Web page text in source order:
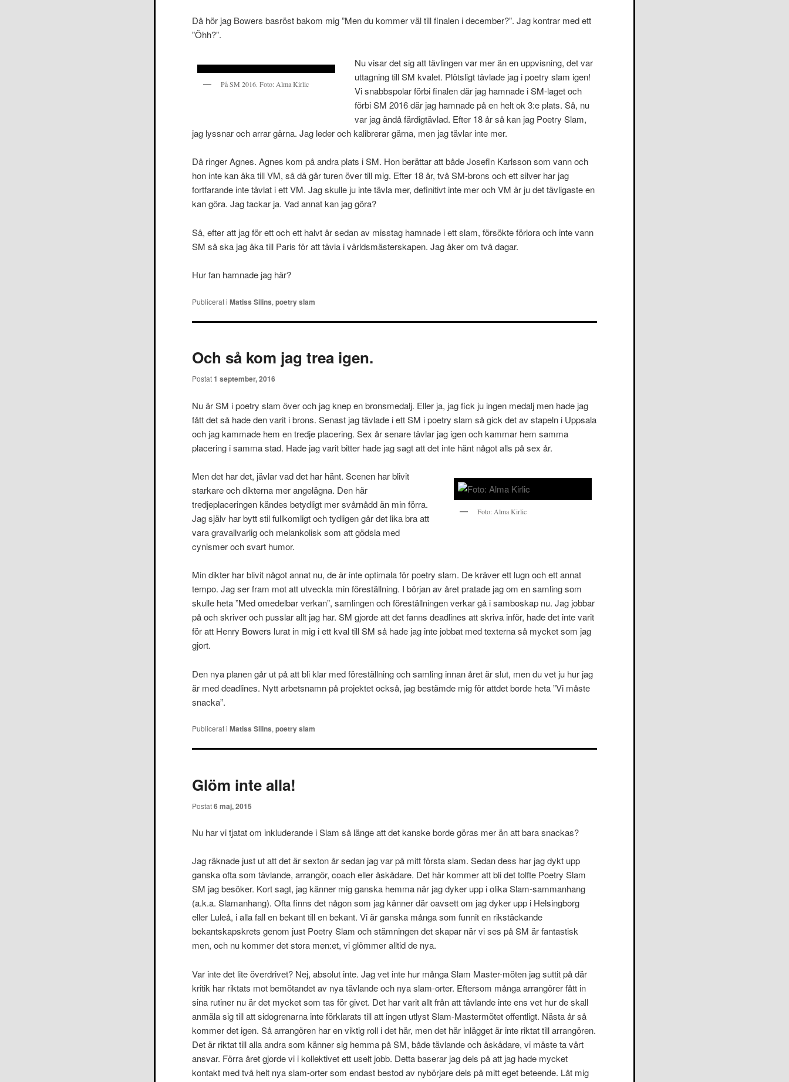
Då hör jag Bowers basröst bakom mig ”Men du kommer väl till finalen i december?”. Jag kontrar med ett
”Öhh?”.
På SM 2016. Foto: Alma Kirlic
Nu visar det sig att tävlingen var mer än en uppvisning, det var
uttagning till SM kvalet. Plötsligt tävlade jag i poetry slam igen!
Vi snabbspolar förbi finalen där jag hamnade i SM-laget och
förbi SM 2016 där jag hamnade på en helt ok 3:e plats. Så, nu
var jag ändå färdigtävlad. Efter 18 år så kan jag Poetry Slam,
jag lyssnar och arrar gärna. Jag leder och kalibrerar gärna, men jag tävlar inte mer.
Då ringer Agnes. Agnes kom på andra plats i SM. Hon berättar att både Josefin Karlsson som vann och
hon inte kan åka till VM, så då går turen över till mig. Efter 18 år, två SM-brons och ett silver har jag
fortfarande inte tävlat i ett VM. Jag skulle ju inte tävla mer, definitivt inte mer och VM är ju det tävligaste en
kan göra. Jag tackar ja. Vad annat kan jag göra?
Så, efter att jag för ett och ett halvt år sedan av misstag hamnade i ett slam, försökte förlora och inte vann
SM så ska jag åka till Paris för att tävla i världsmästerskapen. Jag åker om två dagar.
Hur fan hamnade jag här?
Publicerat i Matiss Silins, poetry slam
Och så kom jag trea igen.
Postat1 september, 2016
Nu är SM i poetry slam över och jag knep en bronsmedalj. Eller ja, jag fick ju ingen medalj men hade jag
fått det så hade den varit i brons. Senast jag tävlade i ett SM i poetry slam så gick det av stapeln i Uppsala
och jag kammade hem en tredje placering. Sex år senare tävlar jag igen och kammar hem samma
placering i samma stad. Hade jag varit bitter hade jag sagt att det inte hänt något alls på sex år.
Foto: Alma Kirlic
Men det har det, jävlar vad det har hänt. Scenen har blivit
starkare och dikterna mer angelägna. Den här
tredjeplaceringen kändes betydligt mer svårnådd än min förra.
Jag själv har bytt stil fullkomligt och tydligen går det lika bra att
vara gravallvarlig och melankolisk som att gödsla med
cynismer och svart humor.
Min dikter har blivit något annat nu, de är inte optimala för poetry slam. De kräver ett lugn och ett annat
tempo. Jag ser fram mot att utveckla min föreställning. I början av året pratade jag om en samling som
skulle heta ”Med omedelbar verkan”, samlingen och föreställningen verkar gå i samboskap nu. Jag jobbar
på och skriver och pusslar allt jag har. SM gjorde att det fanns deadlines att skriva inför, hade det inte varit
för att Henry Bowers lurat in mig i ett kval till SM så hade jag inte jobbat med texterna så mycket som jag
gjort.
Den nya planen går ut på att bli klar med föreställning och samling innan året är slut, men du vet ju hur jag
är med deadlines. Nytt arbetsnamn på projektet också, jag bestämde mig för attdet borde heta ”Vi måste
snacka”.
Publicerat i Matiss Silins, poetry slam
Glöm inte alla!
Postat6 maj, 2015
Nu har vi tjatat om inkluderande i Slam så länge att det kanske borde göras mer än att bara snackas?
Jag räknade just ut att det är sexton år sedan jag var på mitt första slam. Sedan dess har jag dykt upp
ganska ofta som tävlande, arrangör, coach eller åskådare. Det här kommer att bli det tolfte Poetry Slam
SM jag besöker. Kort sagt, jag känner mig ganska hemma när jag dyker upp i olika Slam-sammanhang
(a.k.a. Slamanhang). Ofta finns det någon som jag känner där oavsett om jag dyker upp i Helsingborg
eller Luleå, i alla fall en bekant till en bekant. Vi är ganska många som funnit en rikstäckande
bekantskapskrets genom just Poetry Slam och stämningen det skapar när vi ses på SM är fantastisk
men, och nu kommer det stora men:et, vi glömmer alltid de nya.
Var inte det lite överdrivet? Nej, absolut inte. Jag vet inte hur många Slam Master-möten jag suttit på där
kritik har riktats mot bemötandet av nya tävlande och nya slam-orter. Eftersom många arrangörer fått in
sina rutiner nu är det mycket som tas för givet. Det har varit allt från att tävlande inte ens vet hur de skall
anmäla sig till att sidogrenarna inte förklarats till att ingen utlyst Slam-Mastermötet offentligt. Nästa år så
kommer det igen. Så arrangören har en viktig roll i det här, men det här inlägget är inte riktat till arrangören.
Det är riktat till alla andra som känner sig hemma på SM, både tävlande och åskådare, vi måste ta vårt
ansvar. Förra året gjorde vi i kollektivet ett uselt jobb. Detta baserar jag dels på att jag hade mycket
kontakt med två helt nya slam-orter som endast bestod av nybörjare dels på mitt eget beteende. Låt mig